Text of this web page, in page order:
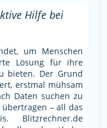
Hilfe bei
um Menschen
Lösung für ihre
bieten. Der Grund
erstmal mühsam
Daten suchen zu
– all das
Blitzrechner.de